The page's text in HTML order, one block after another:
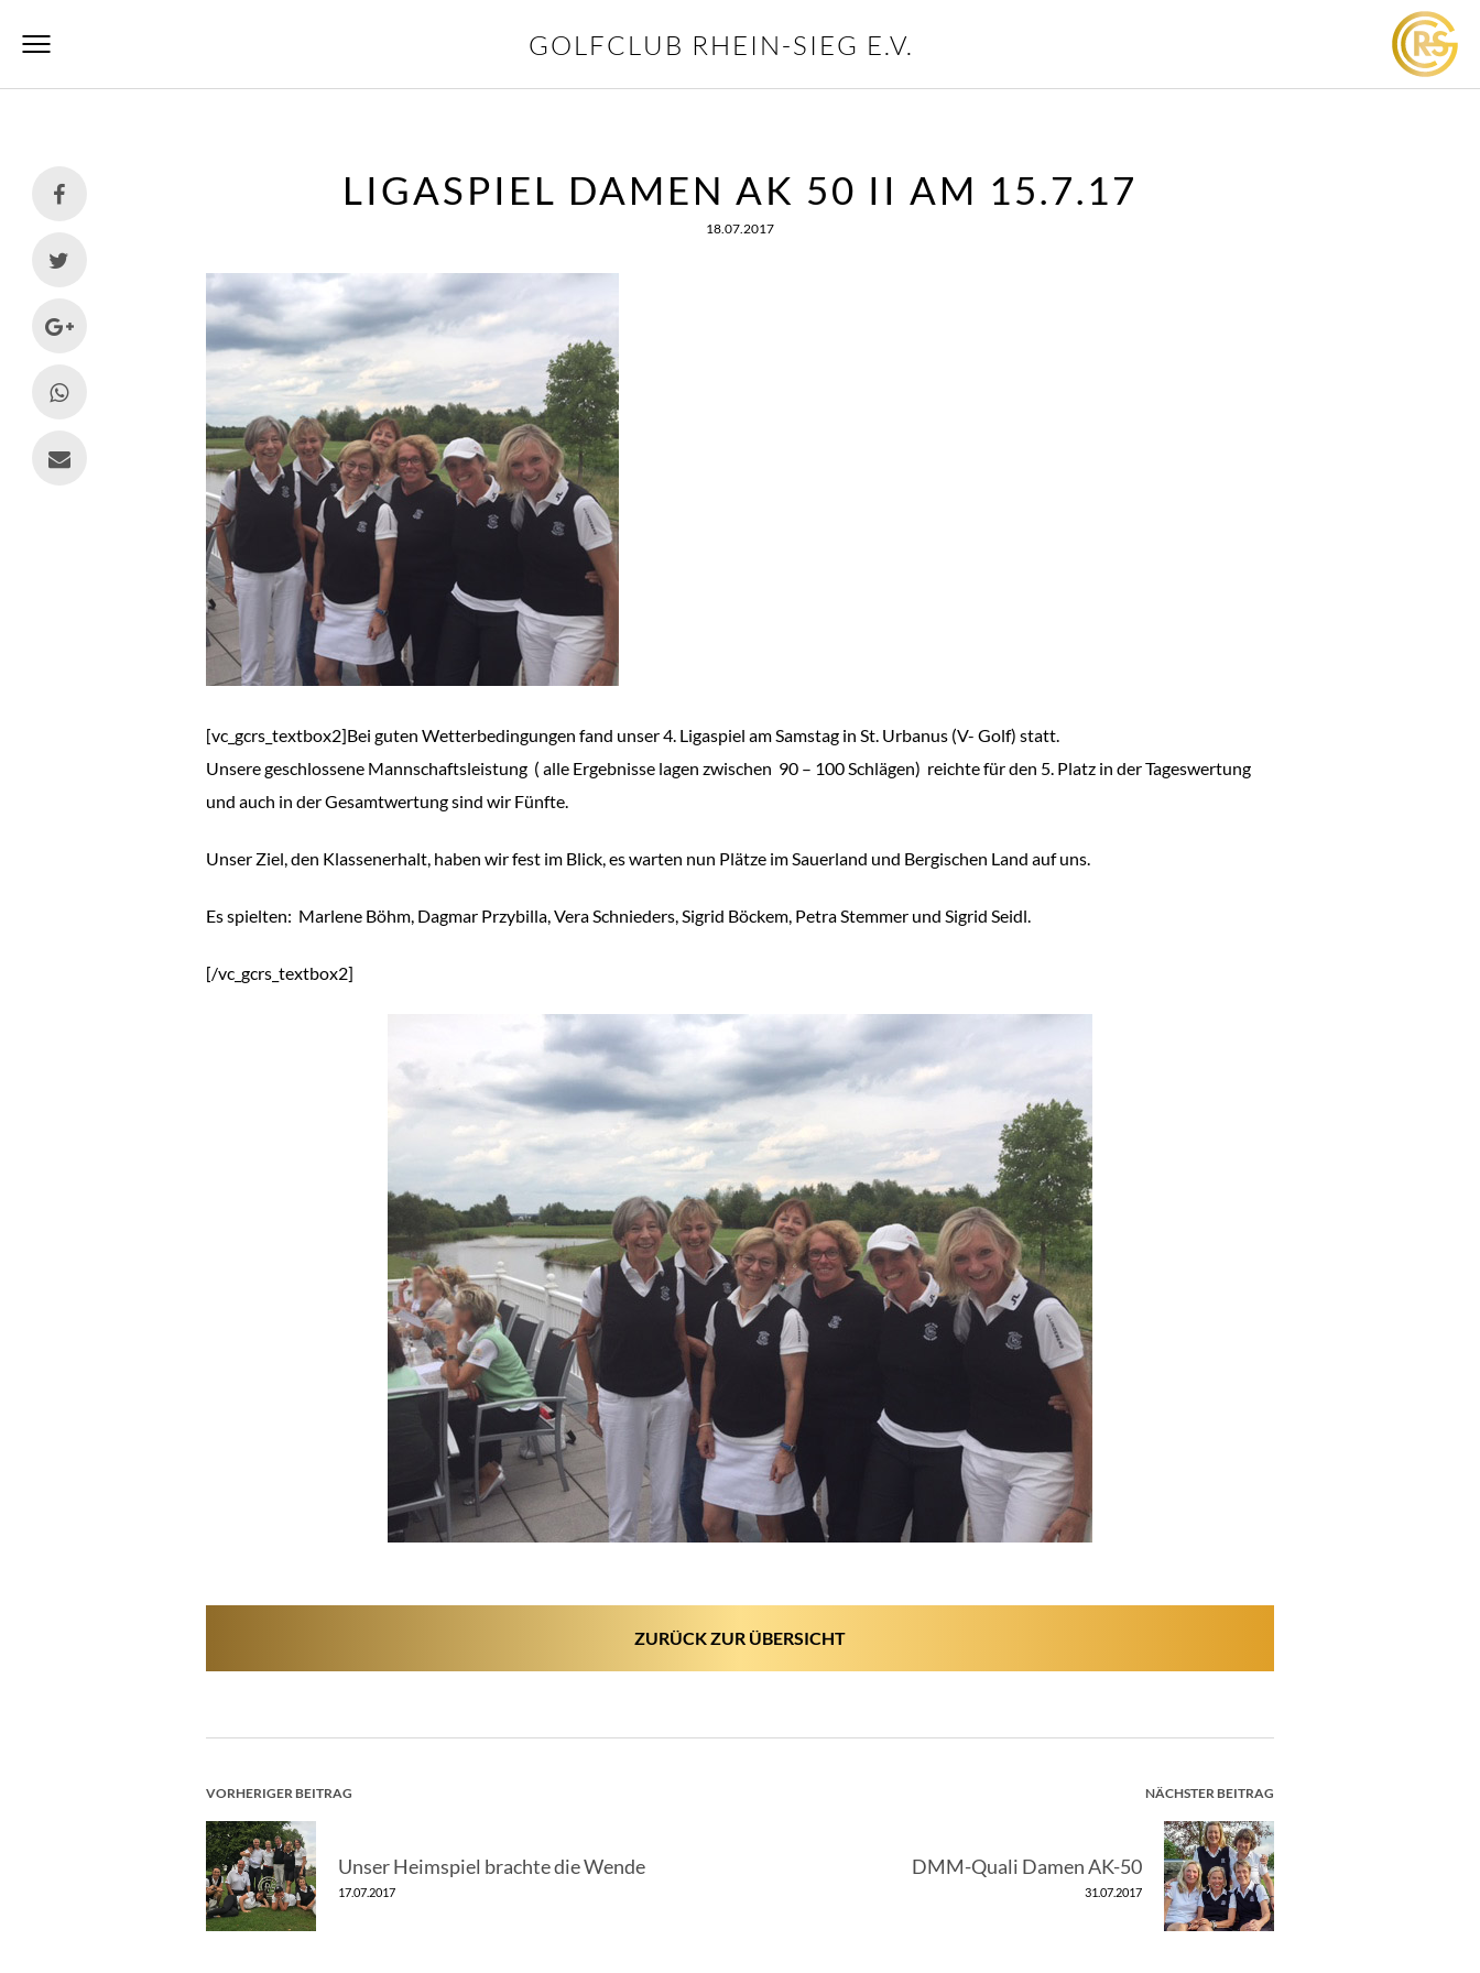
GOLFCLUB RHEIN-SIEG E.V.
LIGASPIEL DAMEN AK 50 II AM 15.7.17
18.07.2017
[vc_gcrs_textbox2]Bei guten Wetterbedingungen fand unser 4. Ligaspiel am Samstag in St. Urbanus (V- Golf) statt.
Unsere geschlossene Mannschaftsleistung ( alle Ergebnisse lagen zwischen 90 – 100 Schlägen) reichte für den 5. Platz in der Tageswertung
und auch in der Gesamtwertung sind wir Fünfte.
Unser Ziel, den Klassenerhalt, haben wir fest im Blick, es warten nun Plätze im Sauerland und Bergischen Land auf uns.
Es spielten: Marlene Böhm, Dagmar Przybilla, Vera Schnieders, Sigrid Böckem, Petra Stemmer und Sigrid Seidl.
[/vc_gcrs_textbox2]
ZURÜCK ZUR ÜBERSICHT
BEITRAGSNAVIGATION
VORHERIGER BEITRAG
Unser Heimspiel brachte die Wende
17.07.2017
NÄCHSTER BEITRAG
DMM-Quali Damen AK-50
31.07.2017